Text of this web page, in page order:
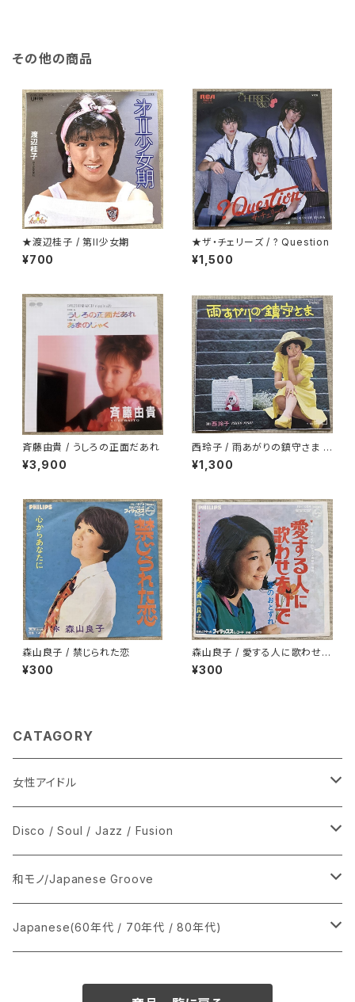
その他の商品
★渡辺桂子 / 第II少女期
¥700
★ザ・チェリーズ / ? Question
¥1,500
斉藤由貴 / うしろの正面だあれ
¥3,900
西玲子 / 雨あがりの鎮守さま プ
ロモ
¥1,300
森山良子 / 禁じられた恋
¥300
森山良子 / 愛する人に歌わせな
いで
¥300
CATAGORY
女性アイドル
シングル盤
あ行
か行
LP
CD
Disco / Soul / Jazz / Fusion
シングル盤
A
12インチ・シングル
和モノ/Japanese Groove
シングル盤
Japanese(60年代 / 70年代 / 80年代)